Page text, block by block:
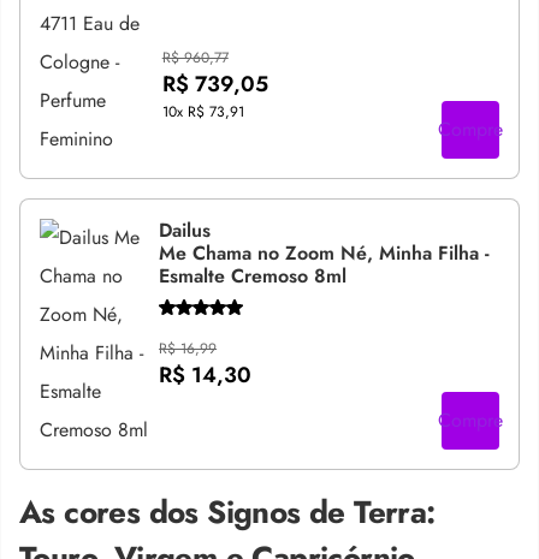
R$ 960,77
R$ 739,05
10x R$ 73,91
Compre
Dailus
Me Chama no Zoom Né, Minha Filha -
Esmalte Cremoso 8ml
R$ 16,99
R$ 14,30
Compre
As cores dos Signos de Terra: